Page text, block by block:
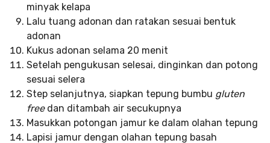
minyak kelapa
Lalu tuang adonan dan ratakan sesuai bentuk
adonan
Kukus adonan selama 20 menit
Setelah pengukusan selesai, dinginkan dan potong
sesuai selera
Step selanjutnya, siapkan tepung bumbu gluten
free dan ditambah air secukupnya
Masukkan potongan jamur ke dalam olahan tepung
Lapisi jamur dengan olahan tepung basah